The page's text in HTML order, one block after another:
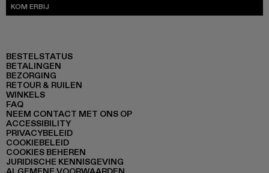
KOM ERBIJ
BESTELSTATUS
BETALINGEN
BEZORGING
RETOUR & RUILEN
WINKELS
FAQ
NEEM CONTACT MET ONS OP
ACCESSIBILITY
PRIVACYBELEID
COOKIEBELEID
COOKIES BEHEREN
JURIDISCHE KENNISGEVING